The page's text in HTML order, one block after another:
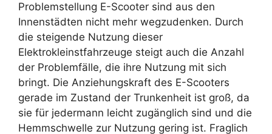
Problemstellung E-Scooter sind aus den
Innenstädten nicht mehr wegzudenken. Durch
die steigende Nutzung dieser
Elektrokleinstfahrzeuge steigt auch die Anzahl
der Problemfälle, die ihre Nutzung mit sich
bringt. Die Anziehungskraft des E-Scooters
gerade im Zustand der Trunkenheit ist groß, da
sie für jedermann leicht zugänglich sind und die
Hemmschwelle zur Nutzung gering ist. Fraglich